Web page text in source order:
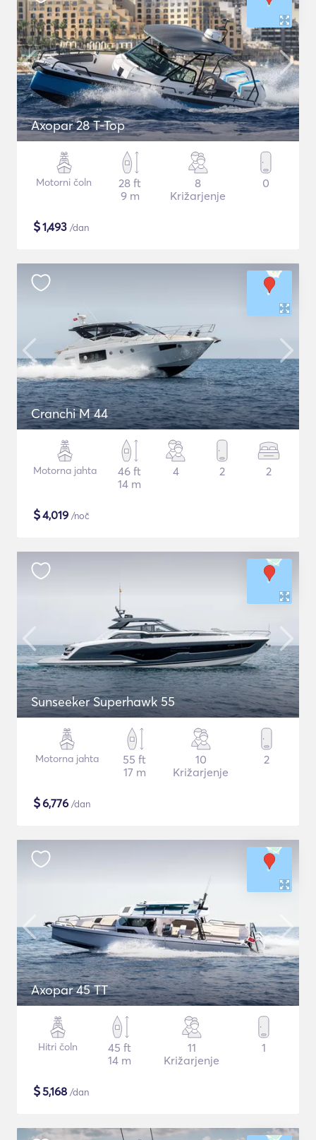
Axopar 28 T-Top
Motorni čoln
28 ft
9 m
8
Križarjenje
0
$1,493 /dan
Cranchi M 44
Motorna jahta
46 ft
14 m
4 2 2
$4,019 /noč
Sunseeker Superhawk 55
Motorna jahta
55 ft
17 m
10
Križarjenje
2
$6,776 /dan
Axopar 45 TT
Hitri čoln
45 ft
14 m
11
Križarjenje
1
$5,168 /dan